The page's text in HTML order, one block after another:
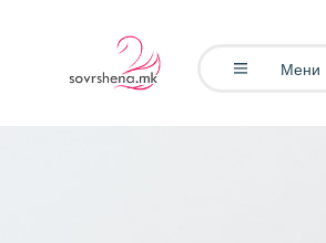
Мени